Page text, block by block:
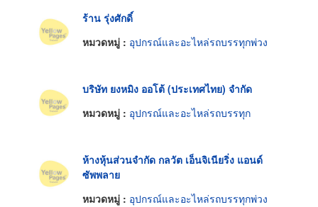
ร้าน รุ่งศักดิ์
หมวดหมู่ : อุปกรณ์และอะไหล่รถบรรทุกพ่วง
บริษัท ยงหมิง ออโต้ (ประเทศไทย) จำกัด
หมวดหมู่ : อุปกรณ์และอะไหล่รถบรรทุก
ห้างหุ้นส่วนจำกัด กลวัต เอ็นจิเนียริ่ง แอนด์
ซัพพลาย
หมวดหมู่ : อุปกรณ์และอะไหล่รถบรรทุกพ่วง